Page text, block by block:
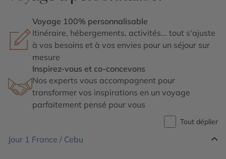
Voyage 100% personnalisable
Itinéraire, hébergements, activités... tout s'ajuste
à vos besoins et à vos envies pour un séjour sur
mesure
Inspirez-vous et co-concevons
Nos experts vous accompagnent pour
transformer vos inspirations en un voyage
parfaitement pensé pour vous
Tout déplier
Jour 1 France / Cebu